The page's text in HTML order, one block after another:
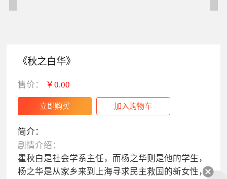
《秋之白华》
售价： ￥0.00
简介：
剧情介绍：
瞿秋白是社会学系主任，而杨之华则是他的学生，
杨之华是从家乡来到上海寻求民主救国的新女性，